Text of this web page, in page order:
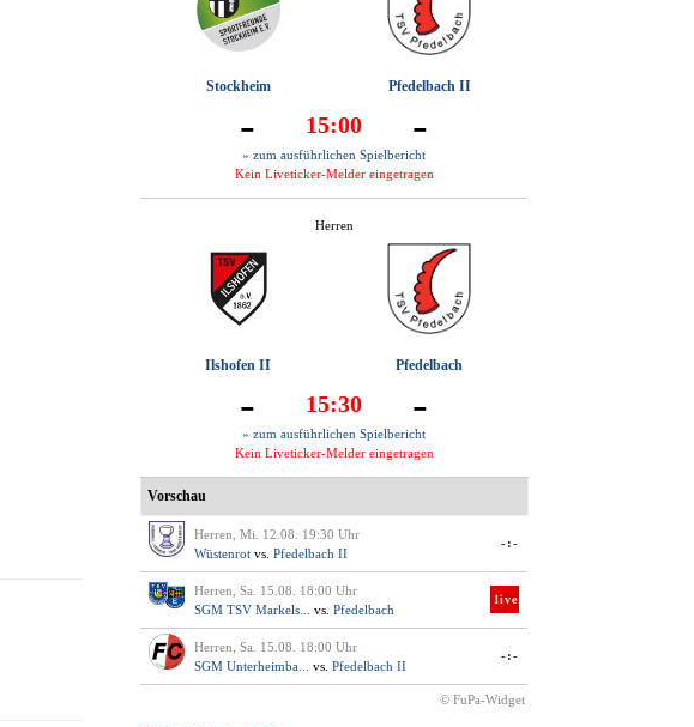
Stockheim Pfedelbach II
- 15:00 -
» zum ausführlichen Spielbericht
Kein Liveticker-Melder eingetragen
Herren
Ilshofen II Pfedelbach
- 15:30 -
» zum ausführlichen Spielbericht
Kein Liveticker-Melder eingetragen
Vorschau
Herren, Mi. 12.08. 19:30 Uhr
Wüstenrot vs. Pfedelbach II
-:-
Herren, Sa. 15.08. 18:00 Uhr
SGM TSV Markels...
vs. Pfedelbach
live
Herren, Sa. 15.08. 18:00 Uhr
SGM Unterheimba...
vs. Pfedelbach II
-:-
© FuPa-Widget